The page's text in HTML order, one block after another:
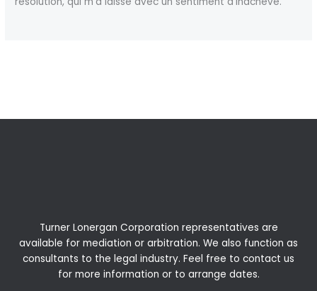
Turner Lonergan Corporation representatives are
available for mediation or arbitration. We also function as
consultants to the legal industry. Feel free to contact us
for more information or to arrange dates.